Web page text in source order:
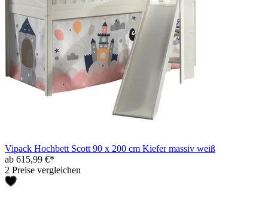
Vipack Hochbett Scott 90 x 200 cm Kiefer massiv weiß
ab 615,99 €*
2 Preise vergleichen